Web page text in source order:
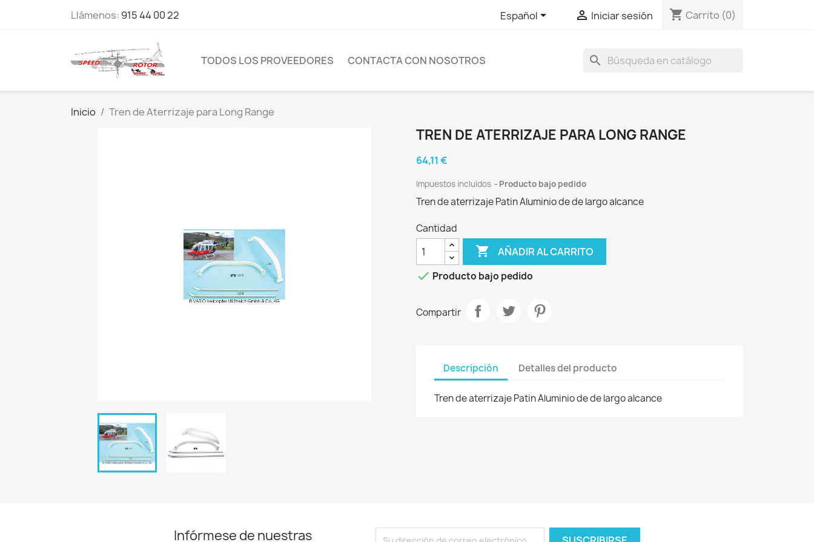
Llámenos: 915 44 00 22 Español  Iniciar sesión shopping_cart Carrito (0)
TODOS LOS PROVEEDORES CONTACTA CON NOSOTROS search
Inicio Tren de Aterrizaje para Long Range
TREN DE ATERRIZAJE PARA LONG RANGE
64,11 €
Impuestos incluidos Producto bajo pedido
Tren de aterrizaje Patin Aluminio de de largo alcance
Cantidad
 AÑADIR AL CARRITO
 Producto bajo pedido
Compartir
Descripción Detalles del producto
Tren de aterrizaje Patin Aluminio de de largo alcance
Infórmese de nuestras